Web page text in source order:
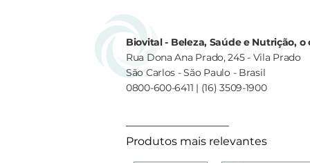
Biovital - Beleza, Saúde e Nutrição,
Rua Dona Ana Prado, 245 - Vila Prado
São Carlos - São Paulo - Brasil
0800-600-6411 | (16) 3509-1900
Produtos mais relevantes